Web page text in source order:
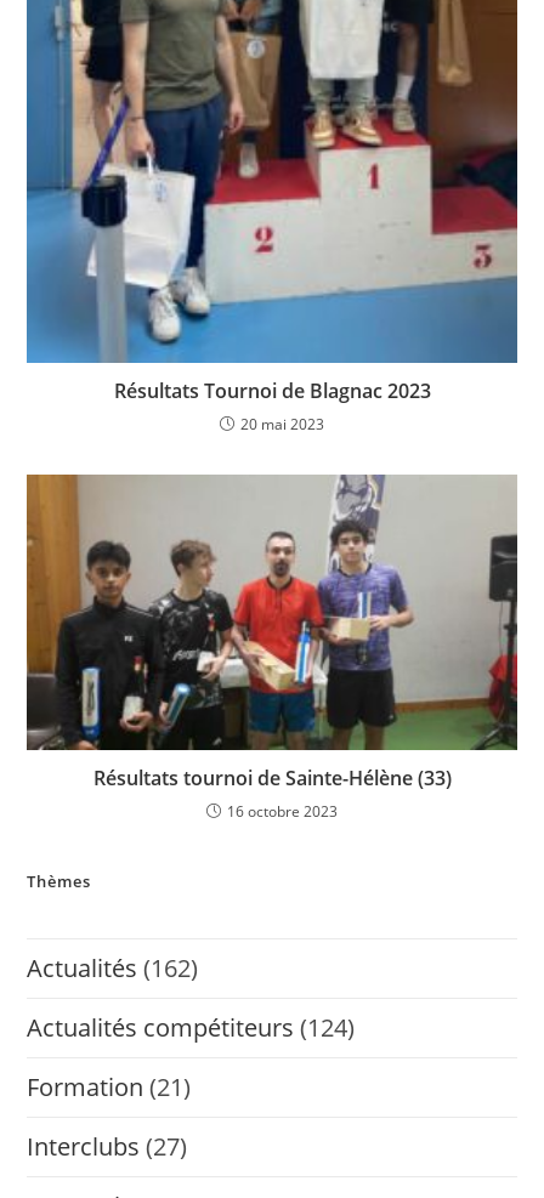
Résultats Tournoi de Blagnac 2023
20 mai 2023
Résultats tournoi de Sainte-Hélène (33)
16 octobre 2023
Thèmes
Actualités (162)
Actualités compétiteurs (124)
Formation (21)
Interclubs (27)